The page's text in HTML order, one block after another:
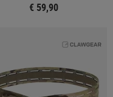
€ 59,90